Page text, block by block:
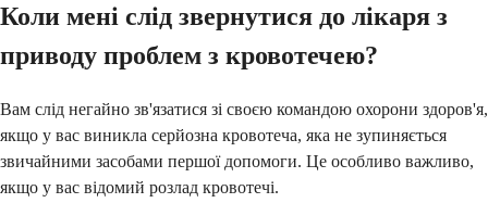
Коли мені слід звернутися до лікаря з
приводу проблем з кровотечею?
Вам слід негайно зв'язатися зі своєю командою охорони здоров'я,
якщо у вас виникла серйозна кровотеча, яка не зупиняється
звичайними засобами першої допомоги. Це особливо важливо,
якщо у вас відомий розлад кровотечі.